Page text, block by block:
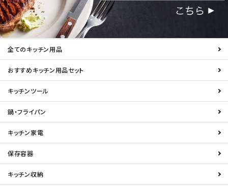
全てのキッチン用品
おすすめキッチン用品セット
キッチンツール
鍋・フライパン
キッチン家電
保存容器
キッチン収納